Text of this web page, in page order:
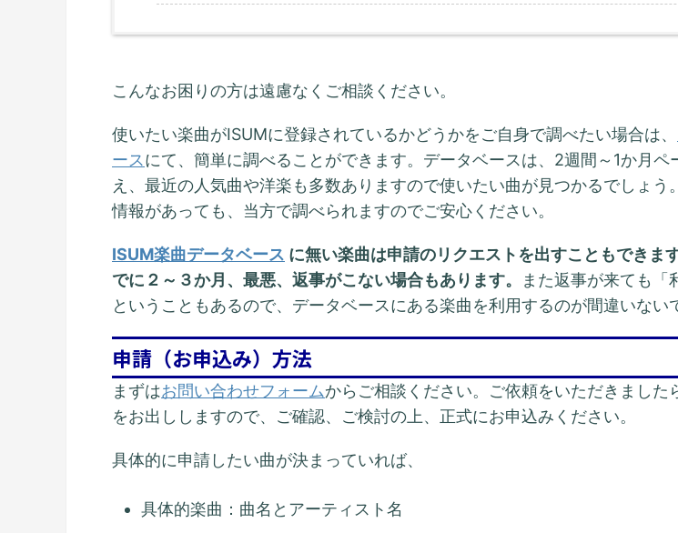
こんなお困りの方は遠慮なくご相談ください。
使いたい楽曲がISUMに登録されているかどうかをご自身で調べたい場合は、
ースにて、簡単に調べることができます。データベースは、2週間～1か月ペ
え、最近の人気曲や洋楽も多数ありますので使いたい曲が見つかるでしょう
情報があっても、当方で調べられますのでご安心ください。
ISUM楽曲データベース に無い楽曲は申請のリクエストを出すこともできま
でに２～３か月、最悪、返事がこない場合もあります。
また返事が来ても「
ということもあるので、データベースにある楽曲を利用するのが間違いない
申請（お申込み）方法
まずはお問い合わせフォームからご相談ください。ご依頼をいただきました
をお出ししますので、ご確認、ご検討の上、正式にお申込みください。
具体的に申請したい曲が決まっていれば、
具体的楽曲：曲名とアーティスト名